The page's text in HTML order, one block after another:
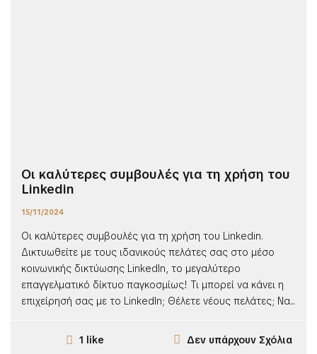
Οι καλύτερες συμβουλές για τη χρήση του
Linkedin
15/11/2024
Οι καλύτερες συμβουλές για τη χρήση του Linkedin.
Δικτυωθείτε με τους ιδανικούς πελάτες σας στo μέσο
κοινωνικής δικτύωσης LinkedIn, το μεγαλύτερο
επαγγελματικό δίκτυο παγκοσμίως! Τι μπορεί να κάνει η
επιχείρησή σας με το LinkedIn; Θέλετε νέους πελάτες; Να...
1 like Δεν υπάρχουν Σχόλια